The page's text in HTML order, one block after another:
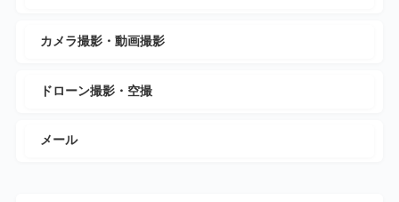
カメラ撮影・動画撮影
ドローン撮影・空撮
メール